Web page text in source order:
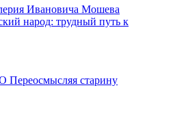
Ивановича Мошева
народ: трудный путь к
старину